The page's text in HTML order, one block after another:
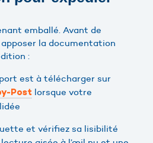
emballé. Avant de
apposer la documentation
:
est à télécharger sur
Post lorsque votre
et vérifiez sa lisibilité